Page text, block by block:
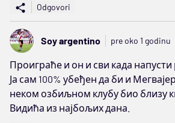
Odgovori
Soy argentino pre oko 1 godinu
Проиграће и он и сви када напусти
Ја сам 100% убеђен да би и
неком озбиљном клубу био близу
Видића из најбољих дана.